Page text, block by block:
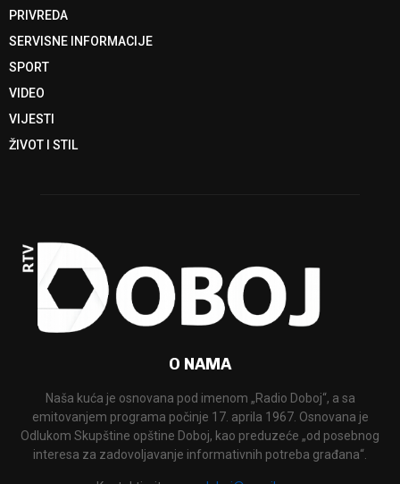
PRIVREDA
SERVISNE INFORMACIJE
SPORT
VIDEO
VIJESTI
ŽIVOT I STIL
O NAMA
Naša kuća je osnovana pod imenom „Radio Doboj“, a sa
emitovanjem programa počinje 17. aprila 1967. Osnovana je
Odlukom Skupštine opštine Doboj, kao preduzeće „od posebnog
interesa za zadovoljavanje informativnih potreba građana“.